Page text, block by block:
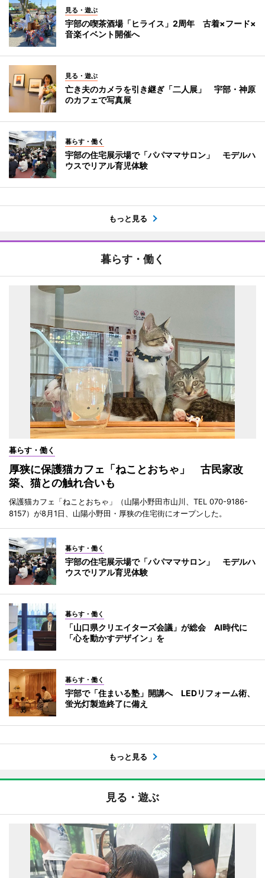
見る・遊ぶ
宇部の喫茶酒場「ヒライス」2周年 古着×フード×
音楽イベント開催へ
見る・遊ぶ
亡き夫のカメラを引き継ぎ「二人展」 宇部・神原
のカフェで写真展
暮らす・働く
宇部の住宅展示場で「パパママサロン」 モデルハ
ウスでリアル育児体験
もっと見る
暮らす・働く
暮らす・働く
厚狭に保護猫カフェ「ねことおちゃ」 古民家改
築、猫との触れ合いも
保護猫カフェ「ねことおちゃ」（山陽小野田市山川、TEL 070-9186-
8157）が8月1日、山陽小野田・厚狭の住宅街にオープンした。
暮らす・働く
宇部の住宅展示場で「パパママサロン」 モデルハ
ウスでリアル育児体験
暮らす・働く
「山口県クリエイターズ会議」が総会 AI時代に
「心を動かすデザイン」を
暮らす・働く
宇部で「住まいる塾」開講へ LEDリフォーム術、
蛍光灯製造終了に備え
もっと見る
見る・遊ぶ